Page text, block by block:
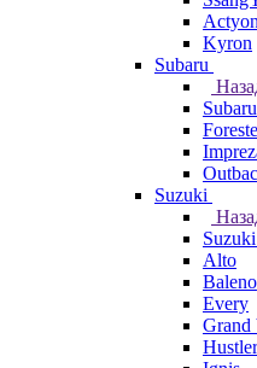
Actyon
Kyron
Subaru
Subaru
Suzuki
Suzuki
Alto
Baleno
Every
Grand
Hustler